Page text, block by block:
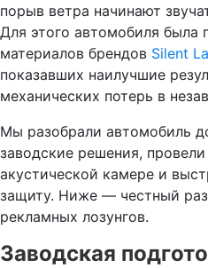
порыв ветра начинают
Для этого автомобиля была
материалов брендов Silent
показавших наилучшие
механических потерь в
Мы разобрали автомобиль
заводские решения,
акустической камере и
защиту. Ниже — честный
рекламных лозунгов.
Заводская